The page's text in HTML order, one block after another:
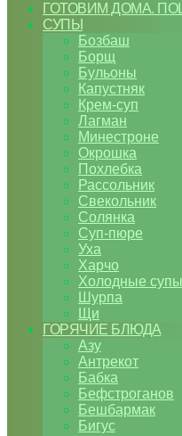
ГОТОВИМ ДОМА.
СУПЫ
Бозбаш
Борщ
Бульоны
Капустняк
Крем-суп
Лагман
Минестроне
Окрошка
Похлебка
Рассольник
Свекольник
Солянка
Суп-пюре
Уха
Харчо
Холодные супы
Шурпа
Щи
ГОРЯЧИЕ БЛЮДА
Азу
Антрекот
Бабка
Бефстроганов
Бешбармак
Бигус